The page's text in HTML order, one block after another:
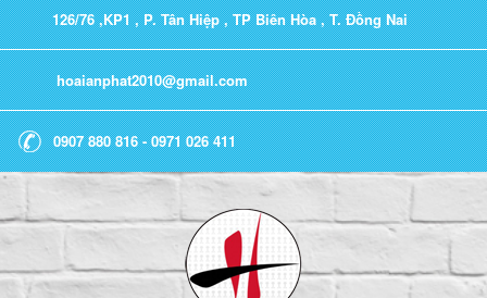
126/76 ,KP1 , P. Tân Hiệp , TP Biên Hòa , T. Đồng Nai
hoaianphat2010@gmail.com
0907 880 816 - 0971 026 411